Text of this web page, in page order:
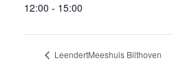
12:00 - 15:00
LeendertMeeshuis Bilthoven